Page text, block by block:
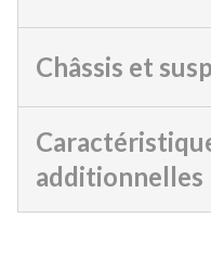
Châssis et
additionnelles